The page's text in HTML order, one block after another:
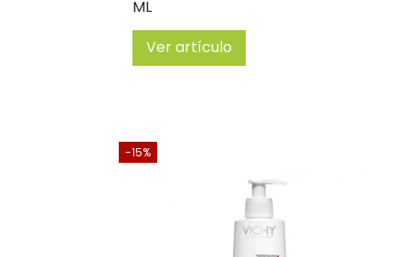
ML
Ver artículo
-15%